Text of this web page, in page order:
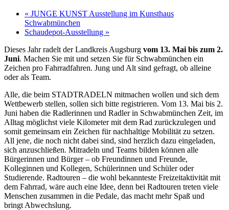
« JUNGE KUNST Ausstellung im Kunsthaus
Schwabmünchen
Schaudepot-Ausstellung »
Dieses Jahr radelt der Landkreis Augsburg vom 13. Mai bis zum 2.
Juni. Machen Sie mit und setzen Sie für Schwabmünchen ein
Zeichen pro Fahrradfahren. Jung und Alt sind gefragt, ob alleine
oder als Team.
Alle, die beim STADTRADELN mitmachen wollen und sich dem
Wettbewerb stellen, sollen sich bitte registrieren. Vom 13. Mai bis 2.
Juni haben die Radlerinnen und Radler in Schwabmünchen Zeit, im
Alltag möglichst viele Kilometer mit dem Rad zurückzulegen und
somit gemeinsam ein Zeichen für nachhaltige Mobilität zu setzen.
All jene, die noch nicht dabei sind, sind herzlich dazu eingeladen,
sich anzuschließen. Mitradeln und Teams bilden können alle
Bürgerinnen und Bürger – ob Freundinnen und Freunde,
Kolleginnen und Kollegen, Schülerinnen und Schüler oder
Studierende. Radtouren – die wohl bekannteste Freizeitaktivität mit
dem Fahrrad, wäre auch eine Idee, denn bei Radtouren treten viele
Menschen zusammen in die Pedale, das macht mehr Spaß und
bringt Abwechslung.